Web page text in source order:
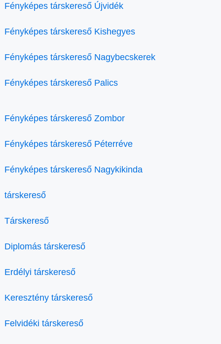
Fényképes társkereső Újvidék
Fényképes társkereső Kishegyes
Fényképes társkereső Nagybecskerek
Fényképes társkereső Palics
Fényképes társkereső Zombor
Fényképes társkereső Péterréve
Fényképes társkereső Nagykikinda
társkereső
Társkereső
Diplomás társkereső
Erdélyi társkereső
Keresztény társkereső
Felvidéki társkereső